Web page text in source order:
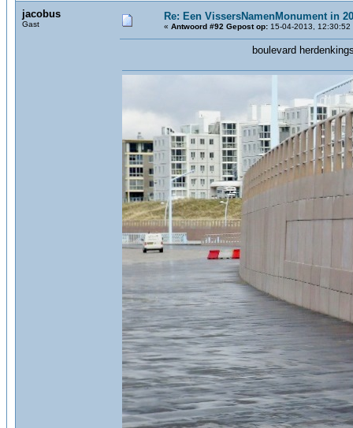
jacobus
Gast
Re: Een VissersNamenMonument in
« Antwoord #92 Gepost op: 15-04-2013, 12:30:52
boulevard herdenkings